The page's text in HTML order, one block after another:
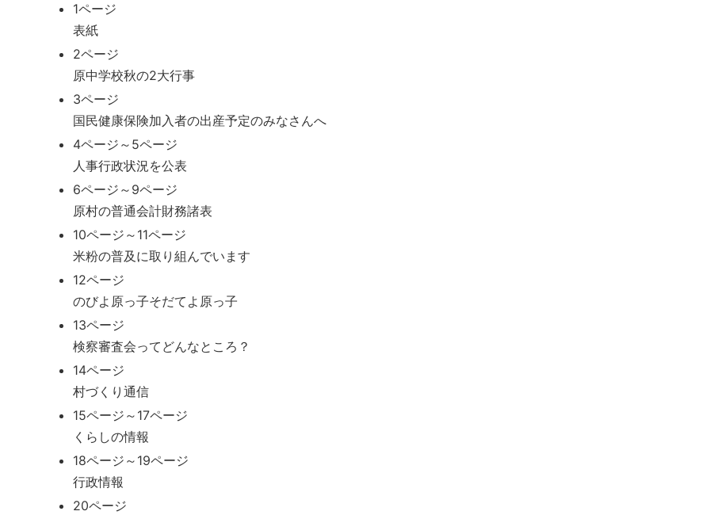
1ページ
表紙
2ページ
原中学校秋の2大行事
3ページ
国民健康保険加入者の出産予定のみなさんへ
4ページ～5ページ
人事行政状況を公表
6ページ～9ページ
原村の普通会計財務諸表
10ページ～11ページ
米粉の普及に取り組んでいます
12ページ
のびよ原っ子そだてよ原っ子
13ページ
検察審査会ってどんなところ？
14ページ
村づくり通信
15ページ～17ページ
くらしの情報
18ページ～19ページ
行政情報
20ページ